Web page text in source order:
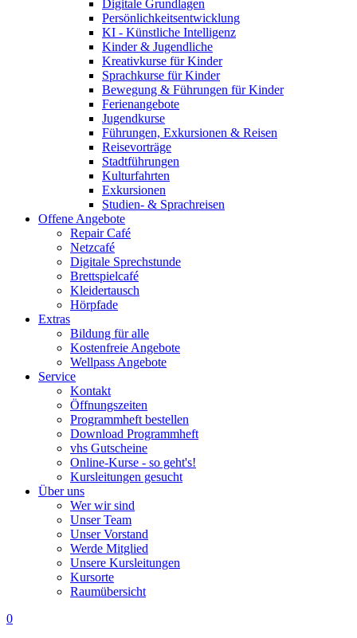
Digitale Grundlagen
Persönlichkeitsentwicklung
KI - Künstliche Intelligenz
Kinder & Jugendliche
Kreativkurse für Kinder
Sprachkurse für Kinder
Bewegung & Führungen für Kinder
Ferienangebote
Jugendkurse
Führungen, Exkursionen & Reisen
Reisevorträge
Stadtführungen
Kulturfahrten
Exkursionen
Studien- & Sprachreisen
Offene Angebote
Repair Café
Netzcafé
Digitale Sprechstunde
Brettspielcafé
Kleidertausch
Hörpfade
Extras
Bildung für alle
Kostenfreie Angebote
Wellpass Angebote
Service
Kontakt
Öffnungszeiten
Programmheft bestellen
Download Programmheft
vhs Gutscheine
Online-Kurse - so geht's!
Kursleitungen gesucht
Über uns
Wer wir sind
Unser Team
Unser Vorstand
Werde Mitglied
Unsere Kursleitungen
Kursorte
Raumübersicht
0